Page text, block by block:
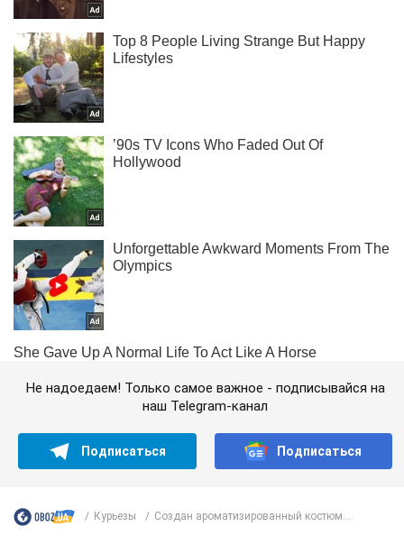
Не надоедаем! Только самое важное - подписывайся на
наш Telegram-канал
Подписаться Подписаться
Курьезы Создан ароматизированный костюм...